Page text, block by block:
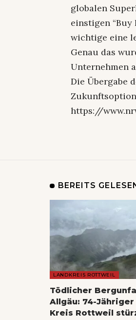
globalen
einstigen
wichtige eine
Genau das
Unternehmen
Die Übergabe
https://
BEREITS
LANDKREIS ROTTWEIL
Tödlicher
Allgäu: 74-Jähriger
Kreis Rottweil